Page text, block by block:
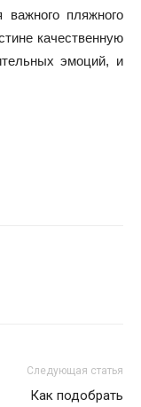
пляжного
качественную
эмоций, и
Следующая статья
Как подобрать